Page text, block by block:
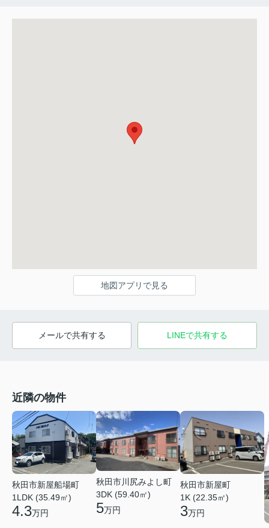
地図アプリで見る
メールで共有する LINEで共有する
近隣の物件
秋田市新屋船場町
1LDK (35.49㎡)
4.3万円
秋田市川尻みよし町
3DK (59.40㎡)
5万円
秋田市新屋町
1K (22.35㎡)
3万円